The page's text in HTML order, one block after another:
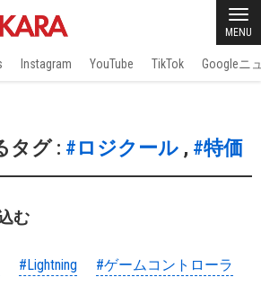
MENU
Instagram YouTube TikTok Googleニ
タグ : #ロジクール , #特価
む
#Lightning #ゲームコントローラ